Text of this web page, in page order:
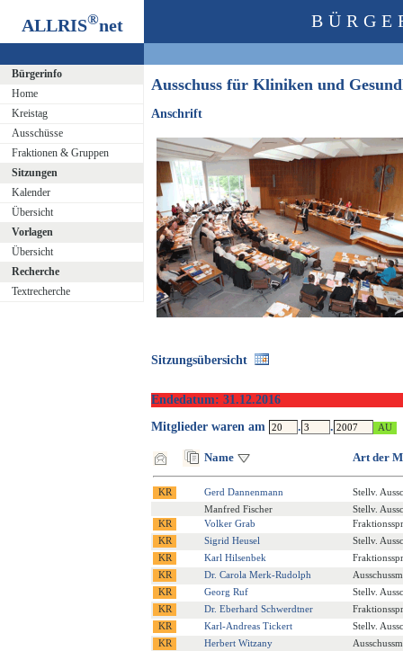
ALLRIS®net
Bürgerinfo
Home
Kreistag
Ausschüsse
Fraktionen & Gruppen
Sitzungen
Kalender
Übersicht
Vorlagen
Übersicht
Recherche
Textrecherche
Ausschuss für Kliniken und
Anschrift
Sitzungsübersicht
Endedatum: 31.12.2016
Mitglieder waren am
. .
Name Art der
Gerd Dannenmann
Stellv.
Manfred Fischer
Stellv.
Volker Grab
Sigrid Heusel
Stellv.
Karl Hilsenbek
Dr. Carola Merk-Rudolph
Georg Ruf
Stellv.
Dr. Eberhard Schwerdtner
Karl-Andreas Tickert
Stellv.
Herbert Witzany